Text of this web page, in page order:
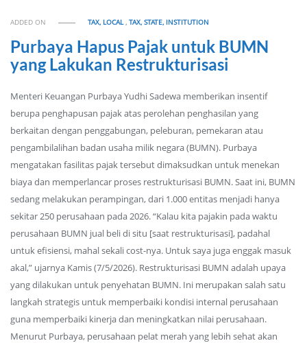
ADDED ON TAX, LOCAL,TAX, STATE, INSTITUTION
Purbaya Hapus Pajak untuk BUMN
yang Lakukan Restrukturisasi
Menteri Keuangan Purbaya Yudhi Sadewa memberikan insentif
berupa penghapusan pajak atas perolehan penghasilan yang
berkaitan dengan penggabungan, peleburan, pemekaran atau
pengambilalihan badan usaha milik negara (BUMN). Purbaya
mengatakan fasilitas pajak tersebut dimaksudkan untuk menekan
biaya dan memperlancar proses restrukturisasi BUMN. Saat ini, BUMN
sedang melakukan perampingan, dari 1.000 entitas menjadi hanya
sekitar 250 perusahaan pada 2026. “Kalau kita pajakin pada waktu
perusahaan BUMN jual beli di situ [saat restrukturisasi], padahal
untuk efisiensi, mahal sekali cost-nya. Untuk saya juga enggak masuk
akal,” ujarnya Kamis (7/5/2026). Restrukturisasi BUMN adalah upaya
yang dilakukan untuk penyehatan BUMN. Ini merupakan salah satu
langkah strategis untuk memperbaiki kondisi internal perusahaan
guna memperbaiki kinerja dan meningkatkan nilai perusahaan.
Menurut Purbaya, perusahaan pelat merah yang lebih sehat akan